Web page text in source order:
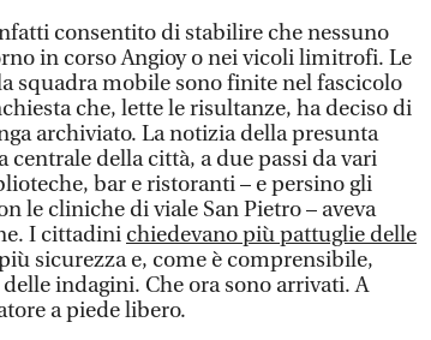
consentito di stabilire che nessuno
in corso Angioy o nei vicoli limitrofi. Le
squadra mobile sono finite nel fascicolo
che, lette le risultanze, ha deciso di
archiviato. La notizia della presunta
centrale della città, a due passi da vari
bar e ristoranti – e persino gli
le cliniche di viale San Pietro – aveva
I cittadini chiedevano più pattuglie delle
sicurezza e, come è comprensibile,
indagini. Che ora sono arrivati. A
a piede libero.